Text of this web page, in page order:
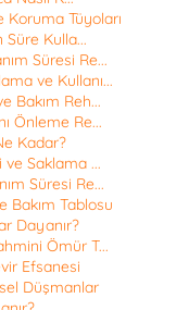
Tüyoları
Süre Kulla...
Süresi Re...
ve Kullanı...
Bakım Reh...
Önleme Re...
Kadar?
Saklama ...
Süresi Re...
Bakım Tablosu
Dayanır?
Ömür T...
Efsanesi
Düşmanlar